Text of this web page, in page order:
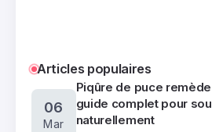
Articles populaires
06
Mar
Piqûre de puce
guide complet pour
naturellement